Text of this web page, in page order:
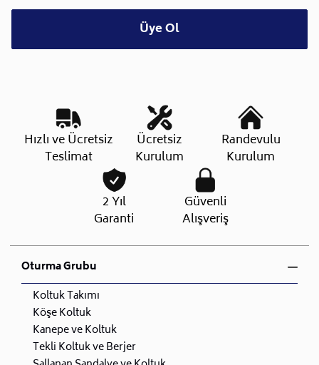
Üye Ol
Hızlı ve Ücretsiz
Teslimat
Ücretsiz
Kurulum
Randevulu
Kurulum
2 Yıl
Garanti
Güvenli
Alışveriş
Oturma Grubu
Koltuk Takımı
Köşe Koltuk
Kanepe ve Koltuk
Tekli Koltuk ve Berjer